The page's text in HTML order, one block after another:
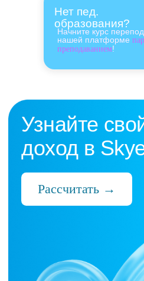
Начните курс
нашей платформе
преподаванием!
Нет пед.
образования?
Нас выбрали
которые ценят:
Время
Готовые планы и
платформа с
поддержка 24/7 и никакой
Деньги
без штрафов и
условий и неприятных
Уважение к